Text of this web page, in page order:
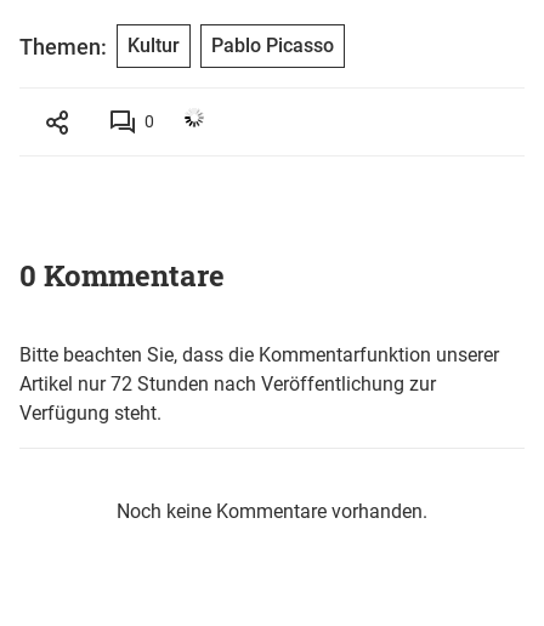
Themen: Kultur Pablo Picasso
0
0 Kommentare
Bitte beachten Sie, dass die Kommentarfunktion unserer
Artikel nur 72 Stunden nach Veröffentlichung zur
Verfügung steht.
Noch keine Kommentare vorhanden.